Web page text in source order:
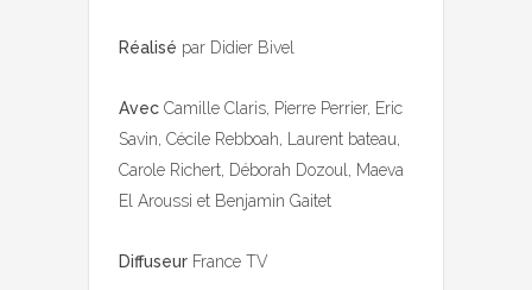
Réalisé par Didier Bivel
Avec Camille Claris, Pierre Perrier, Eric
Savin, Cécile Rebboah, Laurent bateau,
Carole Richert, Déborah Dozoul, Maeva
El Aroussi et Benjamin Gaitet
Diffuseur France TV